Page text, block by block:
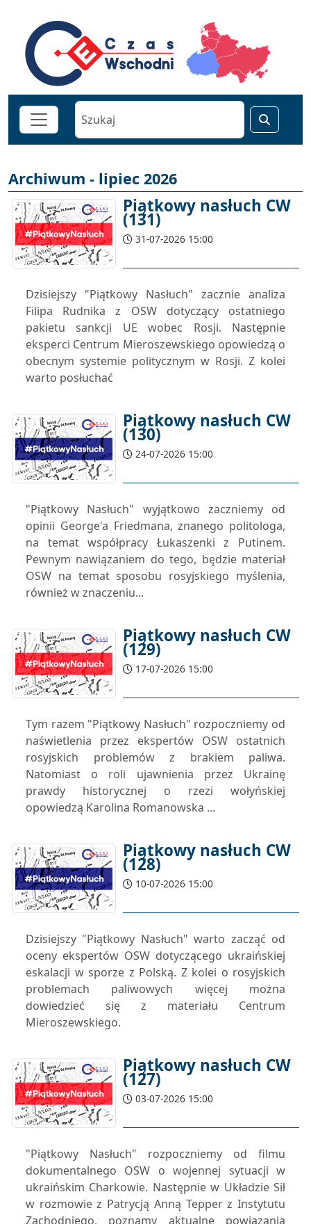
Archiwum - lipiec 2026
Piątkowy nasłuch CW
(131)
31-07-2026 15:00
Dzisiejszy "Piątkowy Nasłuch" zacznie analiza
Filipa Rudnika z OSW dotyczący ostatniego
pakietu sankcji UE wobec Rosji. Następnie
eksperci Centrum Mieroszewskiego opowiedzą o
obecnym systemie politycznym w Rosji. Z kolei
warto posłuchać
Piątkowy nasłuch CW
(130)
24-07-2026 15:00
"Piątkowy Nasłuch" wyjątkowo zaczniemy od
opinii George'a Friedmana, znanego politologa,
na temat współpracy Łukaszenki z Putinem.
Pewnym nawiązaniem do tego, będzie materiał
OSW na temat sposobu rosyjskiego myślenia,
również w znaczeniu...
Piątkowy nasłuch CW
(129)
17-07-2026 15:00
Tym razem "Piątkowy Nasłuch" rozpoczniemy od
naświetlenia przez ekspertów OSW ostatnich
rosyjskich problemów z brakiem paliwa.
Natomiast o roli ujawnienia przez Ukrainę
prawdy historycznej o rzezi wołyńskiej
opowiedzą Karolina Romanowska ...
Piątkowy nasłuch CW
(128)
10-07-2026 15:00
Dzisiejszy "Piątkowy Nasłuch" warto zacząć od
oceny ekspertów OSW dotyczącego ukraińskiej
eskalacji w sporze z Polską. Z kolei o rosyjskich
problemach paliwowych więcej można
dowiedzieć się z materiału Centrum
Mieroszewskiego.
Piątkowy nasłuch CW
(127)
03-07-2026 15:00
"Piątkowy Nasłuch" rozpoczniemy od filmu
dokumentalnego OSW o wojennej sytuacji w
ukraińskim Charkowie. Następnie w Układzie Sił
w rozmowie z Patrycją Anną Tepper z Instytutu
Zachodniego, poznamy aktualne powiązania